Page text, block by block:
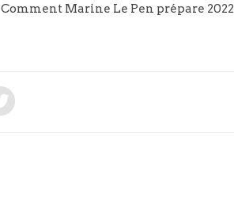
Comment Marine Le Pen prépare 2022